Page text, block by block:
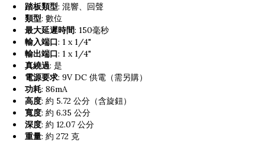
踏板類型: 混響、回聲
類型: 數位
最大延遲時間: 150毫秒
輸入端口: 1 x 1/4"
輸出端口: 1 x 1/4"
真繞過: 是
電源要求: 9V DC 供電（需另購）
功耗: 86mA
高度: 約 5.72 公分（含旋鈕）
寬度: 約 6.35 公分
深度: 約 12.07 公分
重量: 約 272 克